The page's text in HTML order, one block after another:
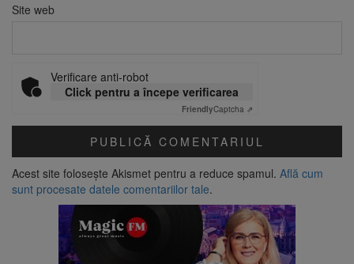
Site web
Verificare anti-robot
Click pentru a începe verificarea
FriendlyCaptcha ⇗
Acest site folosește Akismet pentru a reduce spamul. Află cum
sunt procesate datele comentariilor tale.